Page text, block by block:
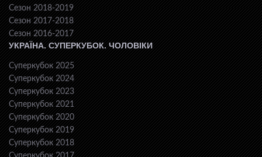
Сезон 2018-2019
Сезон 2017-2018
Сезон 2016-2017
УКРАЇНА. СУПЕРКУБОК. ЧОЛОВІКИ
Суперкубок 2025
Суперкубок 2024
Суперкубок 2023
Суперкубок 2021
Суперкубок 2020
Суперкубок 2019
Суперкубок 2018